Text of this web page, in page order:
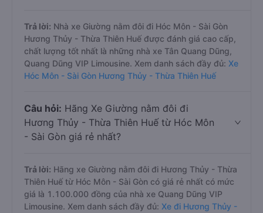
Trả lời: Nhà xe Giường nằm đôi đi Hóc Môn - Sài Gòn
Hương Thủy - Thừa Thiên Huế được đánh giá cao cấp,
chất lượng tốt nhất là những nhà xe Tân Quang Dũng,
Quang Dũng VIP Limousine. Xem danh sách đầy đủ: Xe
Hóc Môn - Sài Gòn Hương Thủy - Thừa Thiên Huế
Câu hỏi: Hãng Xe Giường nằm đôi đi
Hương Thủy - Thừa Thiên Huế từ Hóc Môn
- Sài Gòn giá rẻ nhất?
Trả lời: Hãng xe Giường nằm đôi đi Hương Thủy - Thừa
Thiên Huế từ Hóc Môn - Sài Gòn có giá rẻ nhất có mức
giá là 1.100.000 đồng của nhà xe Quang Dũng VIP
Limousine. Xem danh sách đầy đủ: Xe đi Hương Thủy -